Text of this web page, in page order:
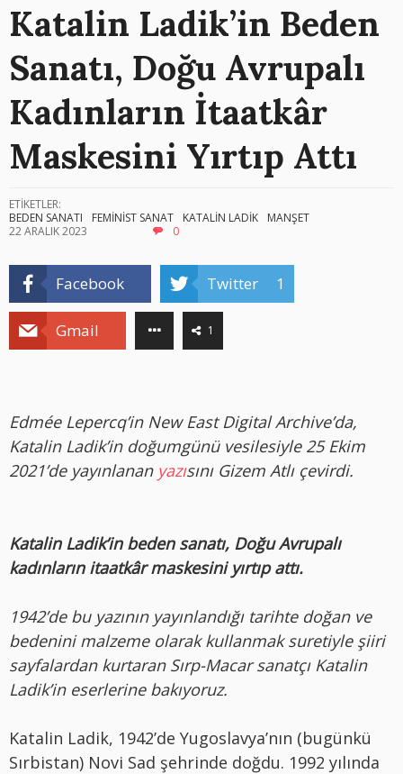
Katalin Ladik’in Beden
Sanatı, Doğu Avrupalı
Kadınların İtaatkâr
Maskesini Yırtıp Attı
ETİKETLER:
BEDEN SANATI
FEMİNİST SANAT KATALİN LADİK
MANŞET
22 ARALIK 2023
0
Facebook Twitter 1
Gmail 1
Edmée Lepercq’in New East Digital Archive’da,
Katalin Ladik’in doğumgünü vesilesiyle 25 Ekim
2021’de yayınlanan yazısını Gizem Atlı çevirdi.
Katalin Ladik’in beden sanatı, Doğu Avrupalı
kadınların itaatkâr maskesini yırtıp attı.
1942’de bu yazının yayınlandığı tarihte doğan ve
bedenini malzeme olarak kullanmak suretiyle şiiri
sayfalardan kurtaran Sırp-Macar sanatçı Katalin
Ladik’in eserlerine bakıyoruz.
Katalin Ladik, 1942’de Yugoslavya’nın (bugünkü
Sırbistan) Novi Sad şehrinde doğdu. 1992 yılında